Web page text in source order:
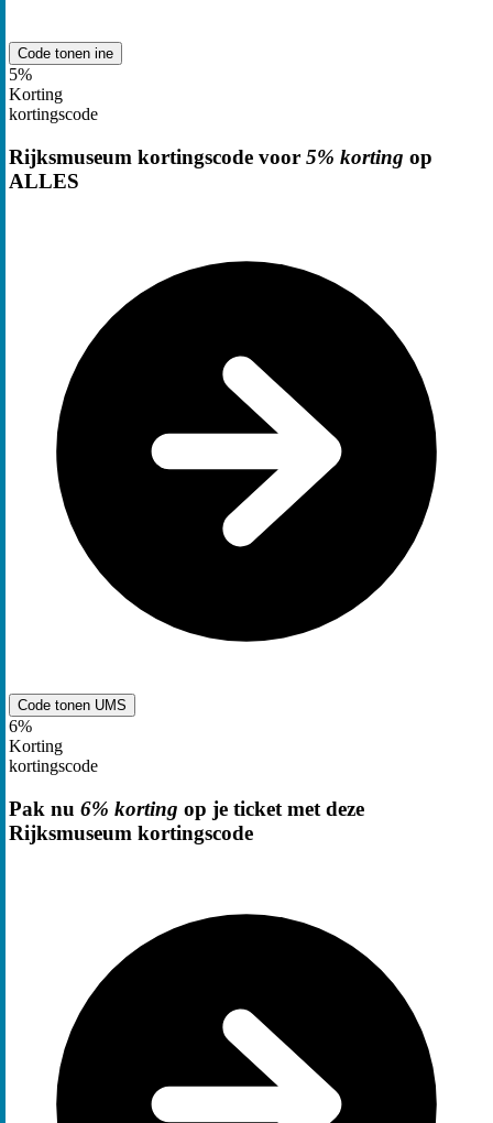
Code tonen ine
5%
Korting
kortingscode
Rijksmuseum kortingscode voor 5% korting op
ALLES
Code tonen UMS
6%
Korting
kortingscode
Pak nu 6% korting op je ticket met deze
Rijksmuseum kortingscode